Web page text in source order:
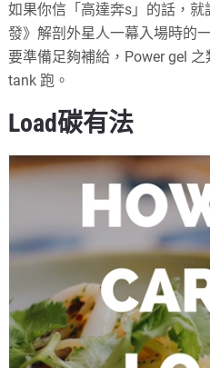
如果你信「高達奔s」的話，
發》解剖外星人一幕入場時的
要準備足夠補給，Power gel
tank 跑。
Load碳有法